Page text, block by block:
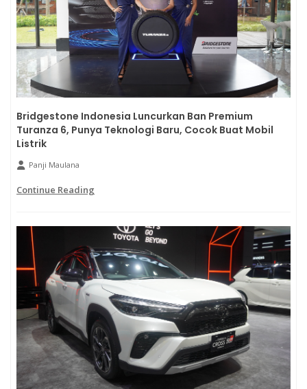
Bridgestone Indonesia Luncurkan Ban Premium
Turanza 6, Punya Teknologi Baru, Cocok Buat Mobil
Listrik
Panji Maulana
Continue Reading